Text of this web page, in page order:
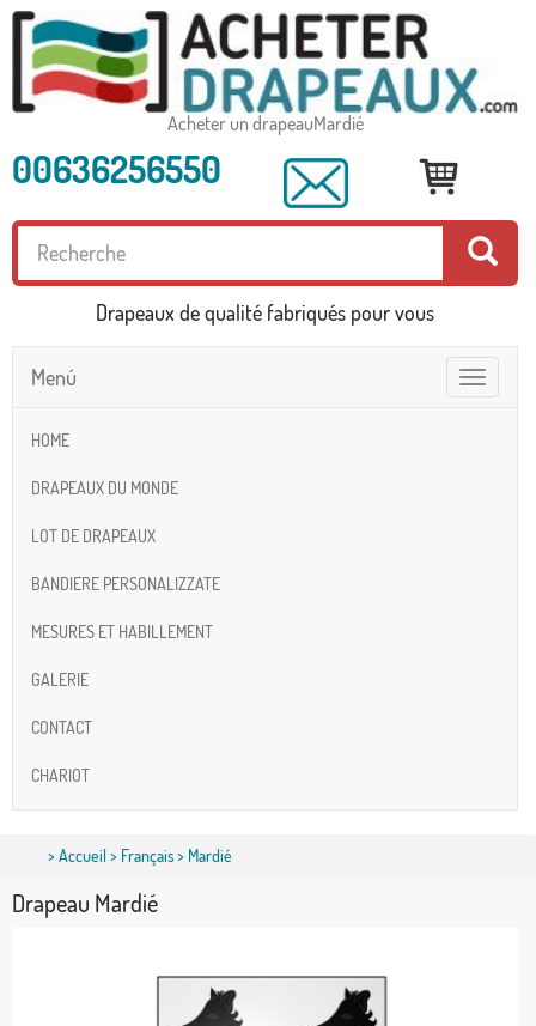
Acheter un drapeauMardié
00636256550
Drapeaux de qualité fabriqués pour vous
Toggle
navigation
Menú
HOME
DRAPEAUX DU MONDE
LOT DE DRAPEAUX
BANDIERE PERSONALIZZATE
MESURES ET HABILLEMENT
GALERIE
CONTACT
CHARIOT
>Accueil> Français> Mardié
Drapeau Mardié